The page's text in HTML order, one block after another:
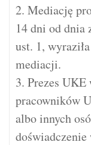
2. Mediację
14 dni od dnia
ust. 1,
mediacji.
3. Prezes
pracowników
albo innych